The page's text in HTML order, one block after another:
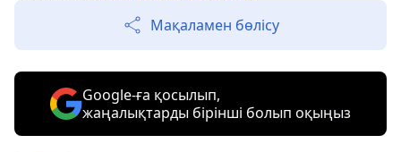
Мақаламен бөлісу
Google-ға қосылып,
жаңалықтарды бірінші болып оқыңыз